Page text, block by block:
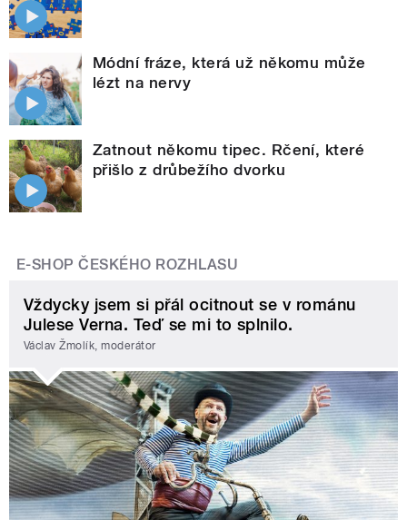
Módní fráze, která už někomu může
lézt na nervy
Zatnout někomu tipec. Rčení, které
přišlo z drůbežího dvorku
E-SHOP ČESKÉHO ROZHLASU
Vždycky jsem si přál ocitnout se v románu
Julese Verna. Teď se mi to splnilo.
Václav Žmolík, moderátor